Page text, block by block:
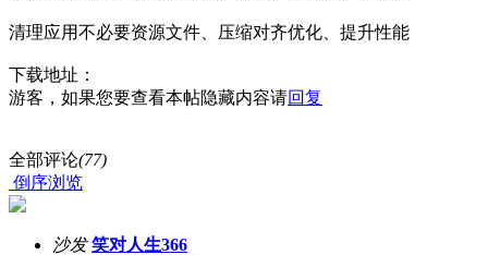
清理应用不必要资源文件、压缩对齐优化、提升性能
下载地址：
游客，如果您要查看本帖隐藏内容请回复
全部评论(77)
倒序浏览
沙发 笑对人生366